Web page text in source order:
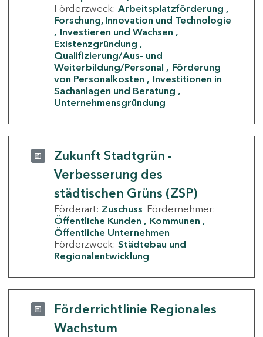
Förderzweck: Arbeitsplatzförderung
Forschung, Innovation und Technologie
Investieren und Wachsen
Existenzgründung
Qualifizierung/Aus- und
Weiterbildung/Personal
Förderung
von Personalkosten
Investitionen in
Sachanlagen und Beratung
Unternehmensgründung
Zukunft Stadtgrün -
Verbesserung des
städtischen Grüns (ZSP)
Förderart: Zuschuss Fördernehmer:
Öffentliche Kunden
Kommunen
Öffentliche Unternehmen
Förderzweck: Städtebau und
Regionalentwicklung
Förderrichtlinie Regionales
Wachstum